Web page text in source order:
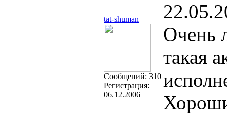
tat-shuman
Cообщений: 310
Регистрация:
06.12.2006
Очень
такая